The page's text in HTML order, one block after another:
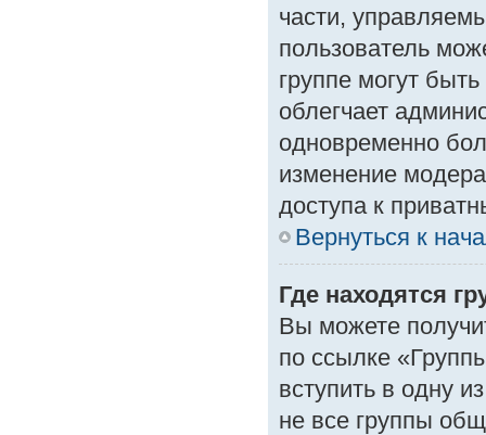
части,
пользователь
группе могут
облегчает
одновременно
изменение
доступа к
Вернуться к
Где находятся
Вы можете
по ссылке
вступить в одну
не все группы